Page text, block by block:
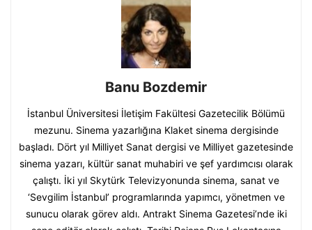
Banu Bozdemir
İstanbul Üniversitesi İletişim Fakültesi Gazetecilik Bölümü
mezunu. Sinema yazarlığına Klaket sinema dergisinde
başladı. Dört yıl Milliyet Sanat dergisi ve Milliyet gazetesinde
sinema yazarı, kültür sanat muhabiri ve şef yardımcısı olarak
çalıştı. İki yıl Skytürk Televizyonunda sinema, sanat ve
‘Sevgilim İstanbul’ programlarında yapımcı, yönetmen ve
sunucu olarak görev aldı. Antrakt Sinema Gazetesi’nde iki